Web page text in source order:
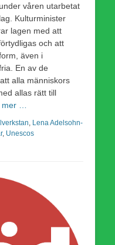
våren utarbetat
Kulturminister
lagen med att
och att
även i
En av de
alla människors
allas rätt till
mer …
Lena Adelsohn-
, Unescos